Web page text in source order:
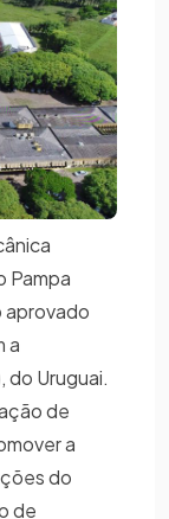
Pampa
aprovado
a
do Uruguai.
de
a
do
de